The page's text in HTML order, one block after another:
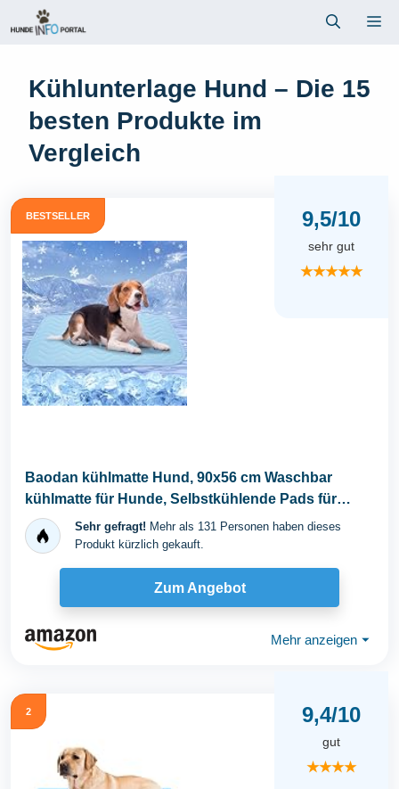
Inhalt
Kühlunterlage Hund – Die 15
besten Produkte im
Vergleich
BESTSELLER 9,5/10
sehr gut
★★★★★
Baodan kühlmatte Hund, 90x56 cm Waschbar
kühlmatte für Hunde, Selbstkühlende Pads für
Hunde...Sehr gefragt! Mehr als 131 Personen haben dieses
Produkt kürzlich gekauft.
Zum Angebot
Mehr anzeigen ⏷
2 9,4/10
gut
★★★★